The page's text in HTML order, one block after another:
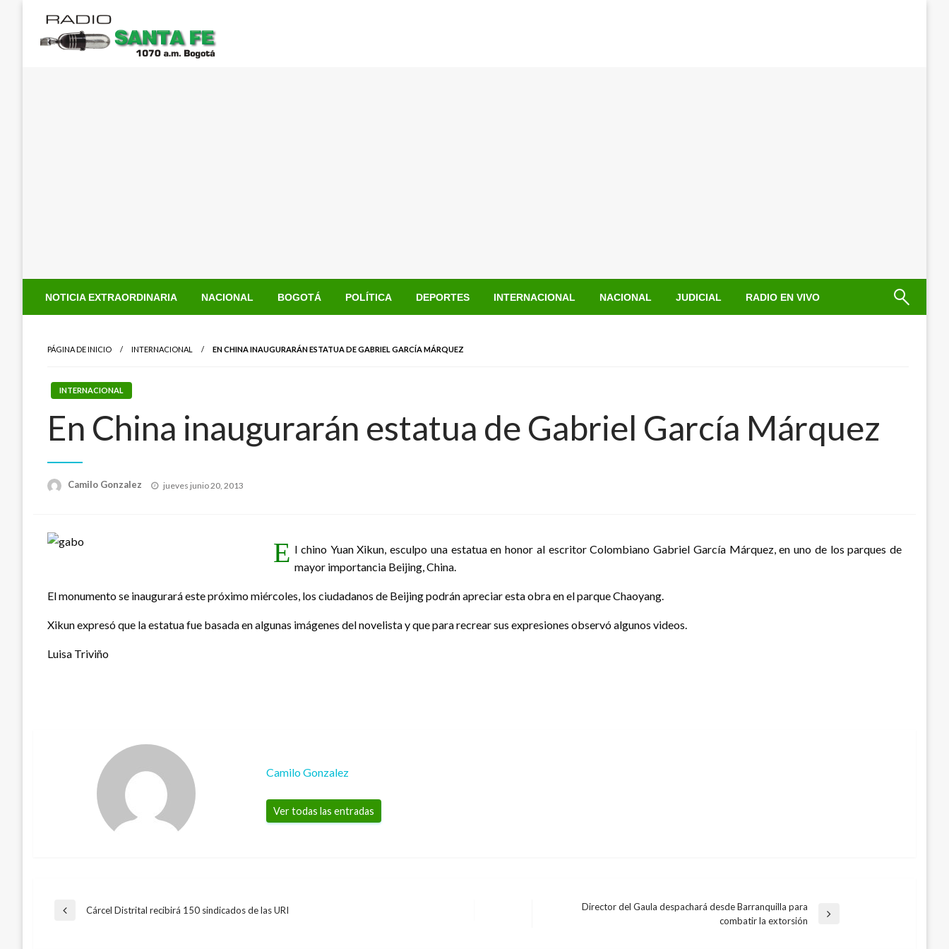
contenido
NOTICIA EXTRAORDINARIA NACIONAL BOGOTÁ POLÍTICA DEPORTES INTERNACIONAL NACIONAL JUDICIAL RADIO EN VIVO
PÁGINA DE INICIO INTERNACIONAL EN CHINA INAUGURARÁN ESTATUA DE GABRIEL GARCÍA MÁRQUEZ
INTERNACIONAL
En China inaugurarán estatua de Gabriel García Márquez
Camilo Gonzalez
Publicado
jueves junio 20, 2013
E l chino Yuan Xikun, esculpo una estatua en honor al escritor Colombiano Gabriel García Márquez, en uno de los parques de
mayor importancia Beijing, China.
El monumento se inaugurará este próximo miércoles, los ciudadanos de Beijing podrán apreciar esta obra en el parque Chaoyang.
Xikun expresó que la estatua fue basada en algunas imágenes del novelista y que para recrear sus expresiones observó algunos videos.
Luisa Triviño
Camilo Gonzalez
Ver todas las entradas
Navegación
Entrada
Cárcel Distrital recibirá 150 sindicados de las URI
Director del Gaula despachará desde Barranquilla para
combatir la extorsión